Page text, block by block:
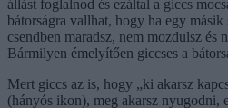
állást foglalnod és ezáltal a giccs
bátorságra vallhat, hogy ha egy másik
csendben maradsz, nem mozdulsz és
Bármilyen émelyítően giccses a
Mert giccs az is, hogy „ki akarsz
(hányós ikon), meg akarsz nyugodni,